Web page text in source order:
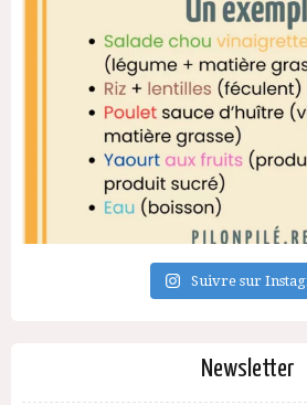
Suivre sur
Newsletter